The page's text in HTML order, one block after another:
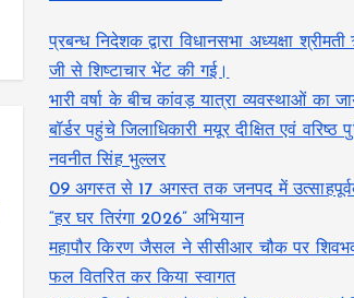
प्रबन्ध निदेशक द्वारा विधानसभा अध्यक्षा
जी से शिष्टाचार भेंट की गई।
भारी वर्षा के बीच कांवड़ यात्रा व्यवस्थाओं का
बॉर्डर पहुंचे जिलाधिकारी मयूर दीक्षित एवं वरिष्ठ
नवनीत सिंह भुल्लर
09 अगस्त से 17 अगस्त तक जनपद में
“हर घर तिरंगा 2026” अभियान
महापौर किरण जैसल ने सीसीआर चौक पर
फल वितरित कर किया स्वागत